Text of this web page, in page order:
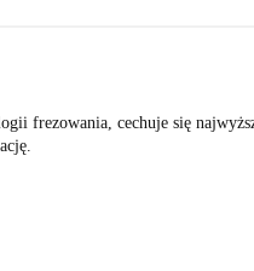
frezowania, cechuje się